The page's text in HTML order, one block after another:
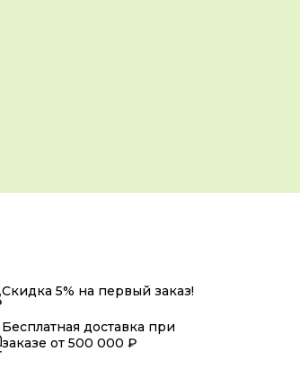
Скидка 5% на первый заказ!
Бесплатная доставка при
заказе от 500 000 ₽